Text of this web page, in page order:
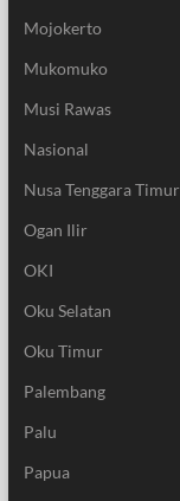
Mojokerto
Mukomuko
Musi Rawas
Nasional
Nusa Tenggara Timur
Ogan Ilir
OKI
Oku Selatan
Oku Timur
Palembang
Palu
Papua